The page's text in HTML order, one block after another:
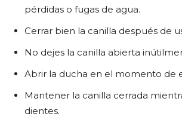
pérdidas o fugas de agua.
Cerrar bien la canilla después de
No dejes la canilla abierta
Abrir la ducha en el momento de
Mantener la canilla cerrada
dientes.